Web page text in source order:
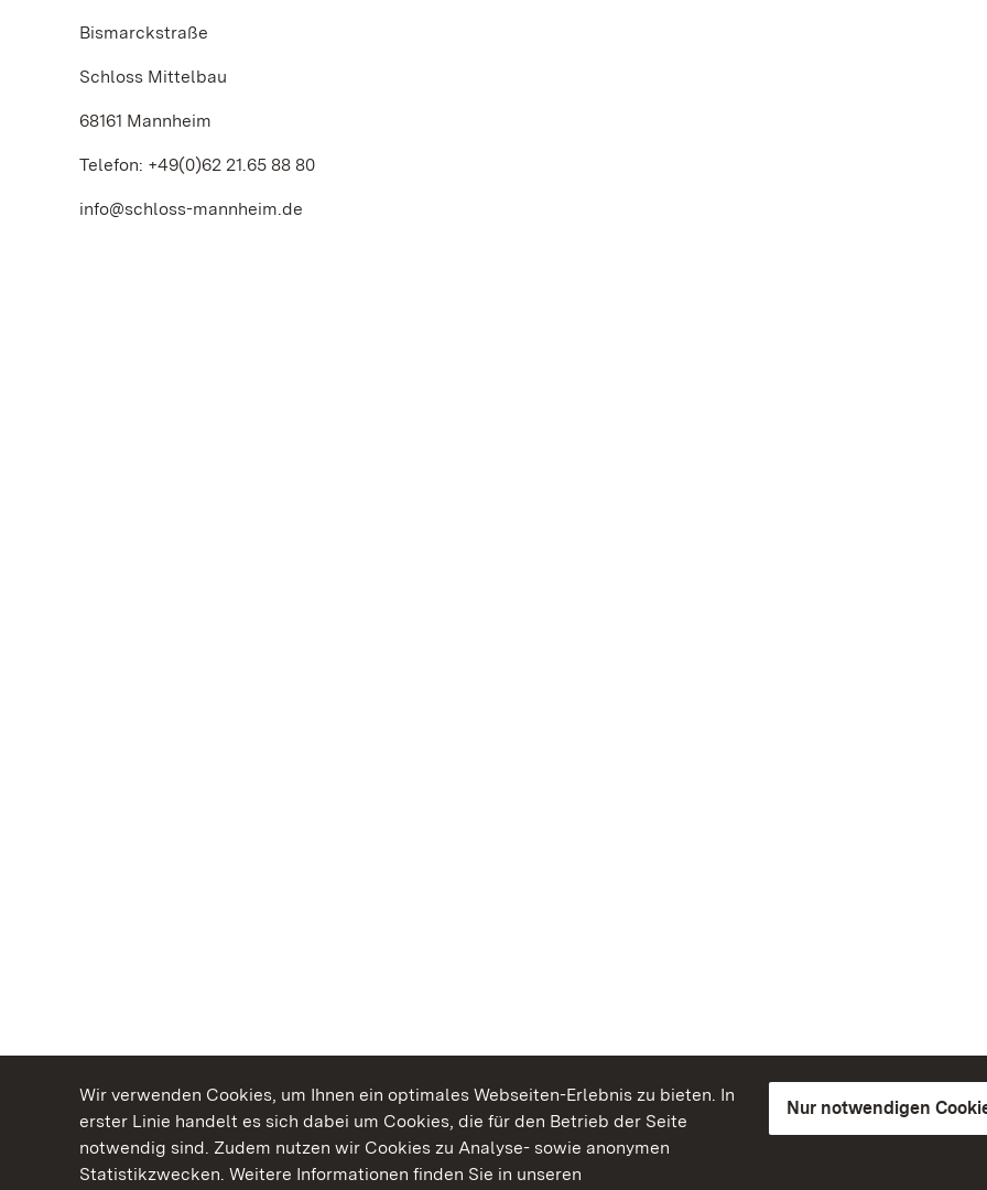
Wir verwenden Cookies, um Ihnen ein optimales Webseiten-Erlebnis zu bieten. In
erster Linie handelt es sich dabei um Cookies, die für den Betrieb der Seite
notwendig sind. Zudem nutzen wir Cookies zu Analyse- sowie anonymen
Statistikzwecken. Weitere Informationen finden Sie in unseren
Nur notwendigen
Bismarckstraße
Schloss Mittelbau
68161 Mannheim
Telefon: +49(0)62 21.65 88 80
info@schloss-mannheim.de